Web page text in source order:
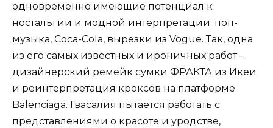
одновременно имеющие потенциал к
ностальгии и модной интерпретации: поп-
музыка, Coca-Cola, вырезки из Vogue. Так, одна
из его самых известных и ироничных работ –
дизайнерский ремейк сумки ФРАКТА из Икеи
и реинтерпретация кроксов на платформе
Balenciaga. Гвасалия пытается работать с
представлениями о красоте и уродстве,